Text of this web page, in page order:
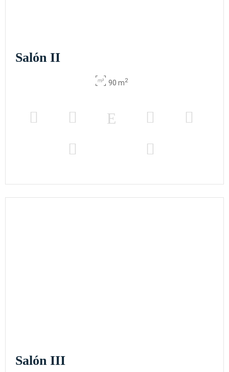
Salón II
90 m2
Salón III